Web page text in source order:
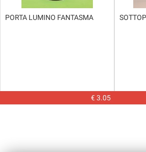
PORTA LUMINO FANTASMA
€ 3.05